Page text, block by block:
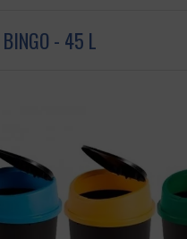
BINGO - 45 L